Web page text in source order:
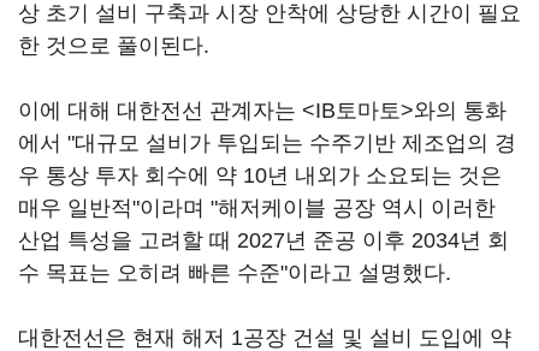
상 초기 설비 구축과 시장 안착에 상당한 시간이 필요
한 것으로 풀이된다.
이에 대해 대한전선 관계자는 <IB토마토>와의 통화
에서 "대규모 설비가 투입되는 수주기반 제조업의 경
우 통상 투자 회수에 약 10년 내외가 소요되는 것은
매우 일반적"이라며 "해저케이블 공장 역시 이러한
산업 특성을 고려할 때 2027년 준공 이후 2034년 회
수 목표는 오히려 빠른 수준"이라고 설명했다.
대한전선은 현재 해저 1공장 건설 및 설비 도입에 약